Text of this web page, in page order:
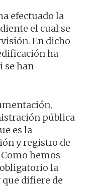
efectuado la
el cual se
En dicho
ha
se han
pública
es la
y registro de
hemos
la
difiere de